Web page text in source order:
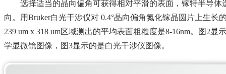
选择适当的晶向偏角可获得相对平滑的表面，镓特半导体
向。用Bruker白光干涉仪对 0.4°晶向偏角氮化镓晶圆片上生长
239 um x 318 um区域测出的平均表面粗糙度是8-16nm。图2显
学显微镜图像，图3显示的是白光干涉仪图像。